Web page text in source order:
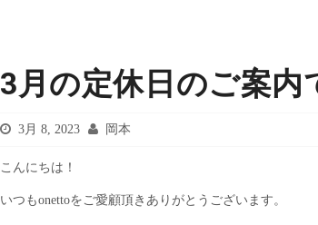
3月の定休日のご案内
3月 8, 2023 岡本
こんにちは！
いつもonettoをご愛顧頂きありがとうございます。